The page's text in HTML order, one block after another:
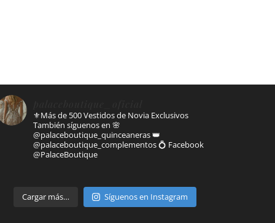
⚜️Más de 500 Vestidos de Novia Exclusivos
También síguenos en 🌸
@palaceboutique_quinceaneras👑
@palaceboutique_complementos💍 Facebook
@PalaceBoutique
Parte de
Cargar más… Síguenos en Instagram